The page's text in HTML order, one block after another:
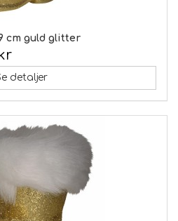
cm guld glitter
detaljer